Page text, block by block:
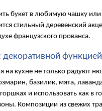
букет в любимую чашку или
стильный деревенский
французского прованса.
функцией
на кухне не только радуют
базилик, мята,
и использовать как в
Композиции из свежих